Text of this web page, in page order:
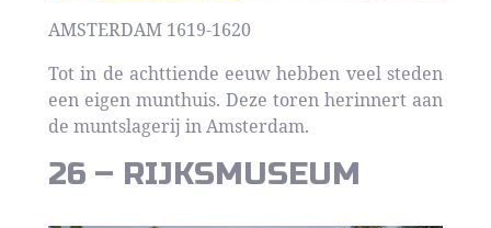
AMSTERDAM 1619-1620
Tot in de achttiende eeuw hebben veel steden
een eigen munthuis. Deze toren herinnert aan
de muntslagerij in Amsterdam.
26 – RIJKSMUSEUM